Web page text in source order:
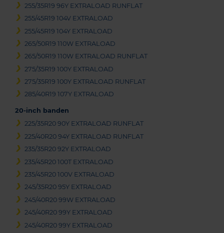
255/35R19 96Y EXTRALOAD RUNFLAT
255/45R19 104V EXTRALOAD
255/45R19 104Y EXTRALOAD
265/50R19 110W EXTRALOAD
265/50R19 110W EXTRALOAD RUNFLAT
275/35R19 100Y EXTRALOAD
275/35R19 100Y EXTRALOAD RUNFLAT
285/40R19 107Y EXTRALOAD
20-inch banden
225/35R20 90Y EXTRALOAD RUNFLAT
225/40R20 94Y EXTRALOAD RUNFLAT
235/35R20 92Y EXTRALOAD
235/45R20 100T EXTRALOAD
235/45R20 100V EXTRALOAD
245/35R20 95Y EXTRALOAD
245/40R20 99W EXTRALOAD
245/40R20 99Y EXTRALOAD
245/40R20 99Y EXTRALOAD